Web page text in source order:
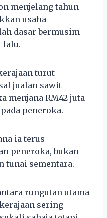
menjelang tahun
usaha
dasar bermusim
lalu.
turut
jualan sawit
menjana RM42 juta
peneroka.
ia terus
peneroka, bukan
tunai sementara.
rungutan utama
sering